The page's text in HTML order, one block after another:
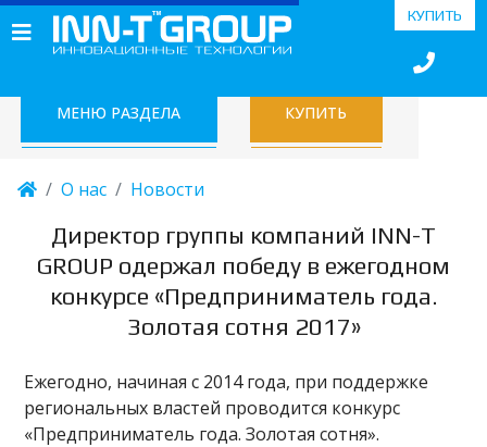
КУПИТЬ
МЕНЮ РАЗДЕЛА КУПИТЬ
О нас Новости
Директор группы компаний INN-T
GROUP одержал победу в ежегодном
конкурсе «Предприниматель года.
Золотая сотня 2017»
Ежегодно, начиная с 2014 года, при поддержке
региональных властей проводится конкурс
«Предприниматель года. Золотая сотня».